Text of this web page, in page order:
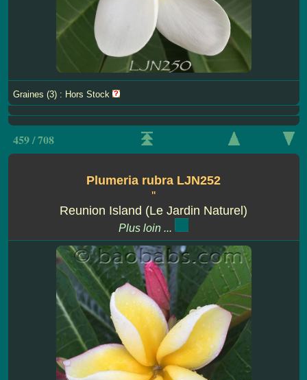
Graines (3) : Hors Stock
459 / 708
Plumeria rubra LJN252
''
Reunion Island (Le Jardin Naturel)
Plus loin ...